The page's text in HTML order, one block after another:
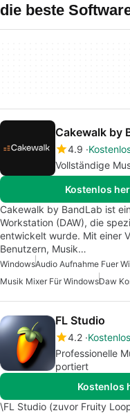
die beste
Cakewalk by
4.9
Vollständige
Kostenlos
Cakewalk by BandLab ist
Workstation (DAW), die
entwickelt wurde. Mit einer
Benutzern, Musik…
WindowsAudio Aufnahme Fuer
Musik Mixer Für WindowsDaw
FL Studio
4.2 Kostenlos
Professionelle
portiert
Kostenlos
\FL Studio (zuvor Fruity